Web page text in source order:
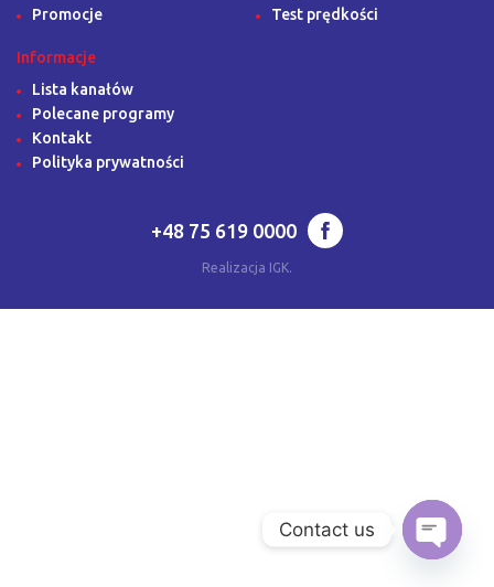
Promocje
Test prędkości
Informacje
Lista kanałów
Polecane programy
Kontakt
Polityka prywatności
+48 75 619 0000
Realizacja IGK.
Contact us